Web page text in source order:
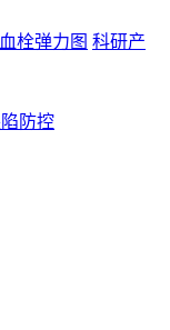
血栓弹力图 科研产
防控